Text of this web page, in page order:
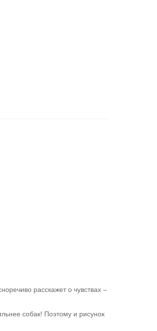
расскажет о чувствах –
собак! Поэтому и рисунок